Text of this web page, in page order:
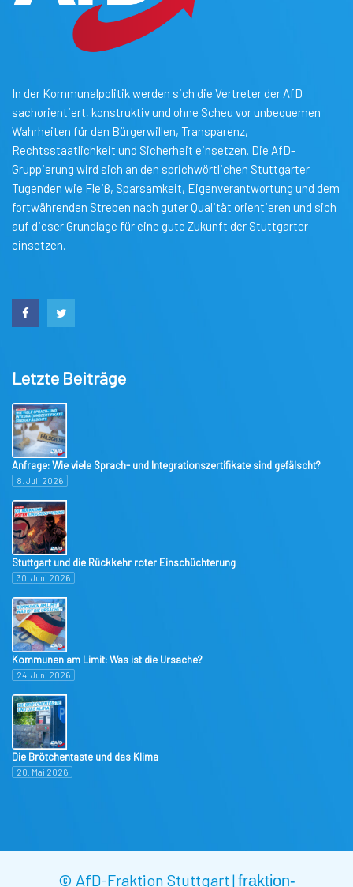
In der Kommunalpolitik werden sich die Vertreter der AfD
sachorientiert, konstruktiv und ohne Scheu vor unbequemen
Wahrheiten für den Bürgerwillen, Transparenz,
Rechtsstaatlichkeit und Sicherheit einsetzen. Die AfD-
Gruppierung wird sich an den sprichwörtlichen Stuttgarter
Tugenden wie Fleiß, Sparsamkeit, Eigenverantwortung und dem
fortwährenden Streben nach guter Qualität orientieren und sich
auf dieser Grundlage für eine gute Zukunft der Stuttgarter
einsetzen.
Letzte Beiträge
Anfrage: Wie viele Sprach- und Integrationszertifikate sind gefälscht?
8. Juli 2026
Stuttgart und die Rückkehr roter Einschüchterung
30. Juni 2026
Kommunen am Limit: Was ist die Ursache?
24. Juni 2026
Die Brötchentaste und das Klima
20. Mai 2026
© AfD-Fraktion Stuttgart |fraktion-